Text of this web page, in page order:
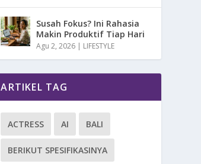
Susah Fokus? Ini Rahasia
Makin Produktif Tiap Hari
Agu 2, 2026 | LIFESTYLE
ARTIKEL TAG
ACTRESS AI BALI
BERIKUT SPESIFIKASINYA